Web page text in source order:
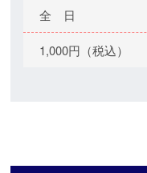
全 日
1,000円（税込）